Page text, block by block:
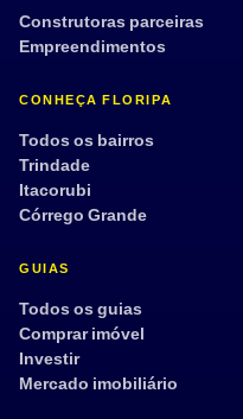
Construtoras parceiras
Empreendimentos
CONHEÇA FLORIPA
Todos os bairros
Trindade
Itacorubi
Córrego Grande
GUIAS
Todos os guias
Comprar imóvel
Investir
Mercado imobiliário